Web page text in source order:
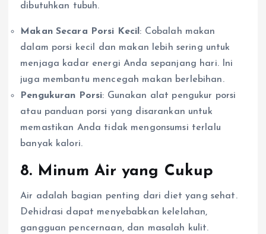
dibutuhkan tubuh.
Makan Secara Porsi Kecil : Cobalah makan
dalam porsi kecil dan makan lebih sering untuk
menjaga kadar energi Anda sepanjang hari. Ini
juga membantu mencegah makan berlebihan.
Pengukuran Porsi: Gunakan alat pengukur porsi
atau panduan porsi yang disarankan untuk
memastikan Anda tidak mengonsumsi terlalu
banyak kalori.
8. Minum Air yang Cukup
Air adalah bagian penting dari diet yang sehat.
Dehidrasi dapat menyebabkan kelelahan,
gangguan pencernaan, dan masalah kulit.